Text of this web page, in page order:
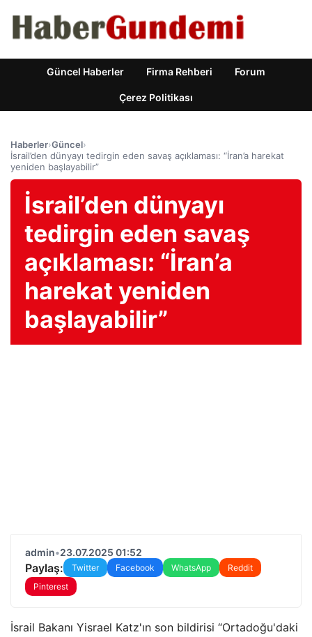
Güncel Haberler Firma Rehberi Forum
Çerez Politikası
Haberler›Güncel›
İsrail’den dünyayı tedirgin eden savaş açıklaması: “İran’a harekat
yeniden başlayabilir”
İsrail’den dünyayı
tedirgin eden savaş
açıklaması: “İran’a
harekat yeniden
başlayabilir”
admin•23.07.2025 01:52
Paylaş: Twitter Facebook WhatsApp
Reddit
Pinterest
İsrail Bakanı Yisrael Katz'ın son bildirisi “Ortadoğu'daki